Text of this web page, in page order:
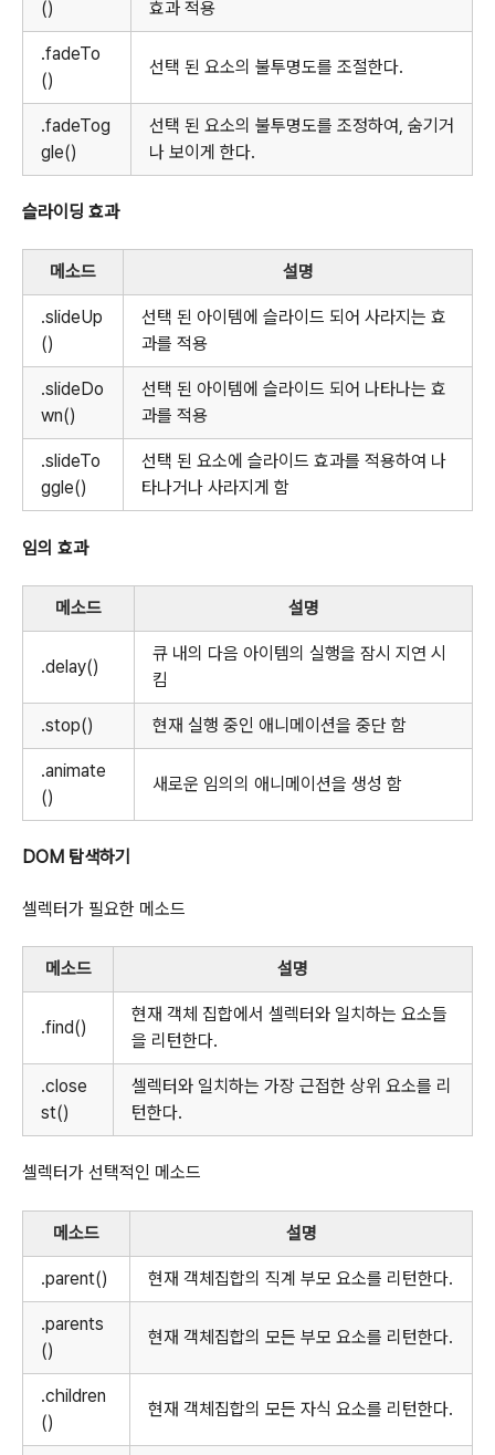
() 효과 적용
.fadeTo
()
선택 된 요소의 불투명도를 조절한다.
.fadeTog
gle()
선택 된 요소의 불투명도를 조정하여, 숨기거
나 보이게 한다.
슬라이딩 효과
메소드 설명
.slideUp
()
선택 된 아이템에 슬라이드 되어 사라지는 효
과를 적용
.slideDo
wn()
선택 된 아이템에 슬라이드 되어 나타나는 효
과를 적용
.slideTo
ggle()
선택 된 요소에 슬라이드 효과를 적용하여 나
타나거나 사라지게 함
임의 효과
메소드 설명
.delay()
큐 내의 다음 아이템의 실행을 잠시 지연 시
킴
.stop() 현재 실행 중인 애니메이션을 중단 함
.animate
()
새로운 임의의 애니메이션을 생성 함
DOM 탐색하기
셀렉터가 필요한 메소드
메소드 설명
.find()
현재 객체 집합에서 셀렉터와 일치하는 요소들
을 리턴한다.
.close
st()
셀렉터와 일치하는 가장 근접한 상위 요소를 리
턴한다.
셀렉터가 선택적인 메소드
메소드 설명
.parent() 현재 객체집합의 직계 부모 요소를 리턴한다.
.parents
()
현재 객체집합의 모든 부모 요소를 리턴한다.
.children
()
현재 객체집합의 모든 자식 요소를 리턴한다.